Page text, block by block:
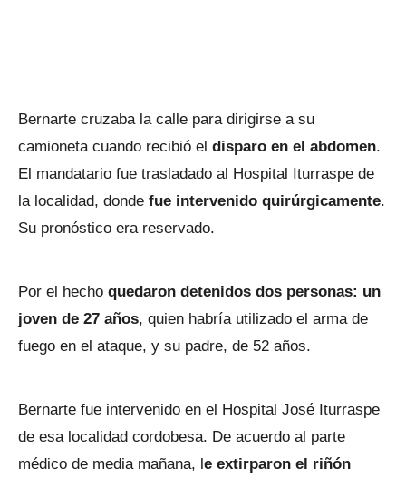
Bernarte cruzaba la calle para dirigirse a su
camioneta cuando recibió el disparo en el abdomen.
El mandatario fue trasladado al Hospital Iturraspe de
la localidad, donde fue intervenido quirúrgicamente.
Su pronóstico era reservado.
Por el hecho quedaron detenidos dos personas: un
joven de 27 años, quien habría utilizado el arma de
fuego en el ataque, y su padre, de 52 años.
Bernarte fue intervenido en el Hospital José Iturraspe
de esa localidad cordobesa. De acuerdo al parte
médico de media mañana, le extirparon el riñón